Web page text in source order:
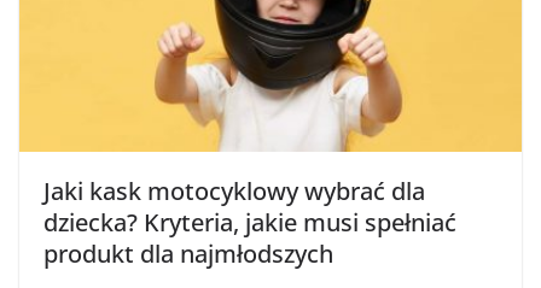
Jaki kask motocyklowy wybrać dla
dziecka? Kryteria, jakie musi spełniać
produkt dla najmłodszych